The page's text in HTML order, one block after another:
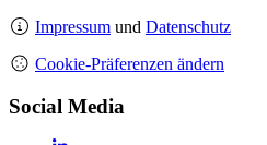
Impressum und Datenschutz
Cookie-Präferenzen ändern
Social Media